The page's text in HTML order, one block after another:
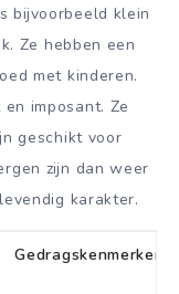
bijvoorbeeld klein
Ze hebben een
met kinderen.
imposant. Ze
geschikt voor
zijn dan weer
karakter.
Gedragskenmerken